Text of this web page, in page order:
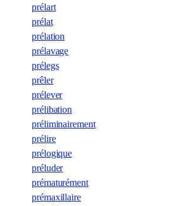
prélart
prélat
prélation
prélavage
prélegs
prêler
prélever
prélibation
préliminairement
prélire
prélogique
préluder
prématurément
prémaxillaire